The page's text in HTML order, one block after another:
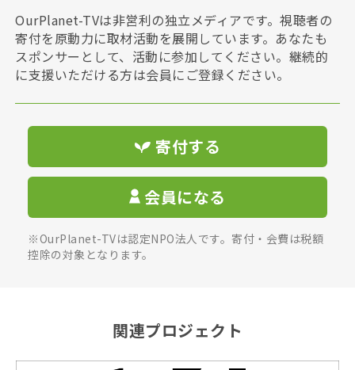
OurPlanet-TVは非営利の独立メディアです。視聴者の
寄付を原動力に取材活動を展開しています。あなたも
スポンサーとして、活動に参加してください。継続的
に支援いただける方は会員にご登録ください。
寄付する
会員になる
※OurPlanet-TVは認定NPO法人です。寄付・会費は税額
控除の対象となります。
関連プロジェクト